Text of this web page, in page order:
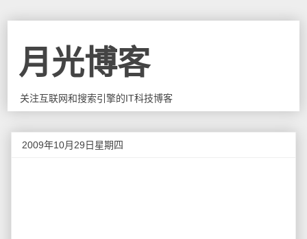
月光博客
关注互联网和搜索引擎的IT科技博客
2009年10月29日星期四